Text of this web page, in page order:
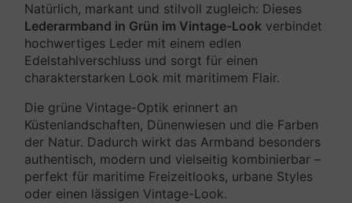
Natürlich, markant und stilvoll zugleich: Dieses
Lederarmband in Grün im Vintage-Look verbindet
hochwertiges Leder mit einem edlen
Edelstahlverschluss und sorgt für einen
charakterstarken Look mit maritimem Flair.
Die grüne Vintage-Optik erinnert an
Küstenlandschaften, Dünenwiesen und die Farben
der Natur. Dadurch wirkt das Armband besonders
authentisch, modern und vielseitig kombinierbar –
perfekt für maritime Freizeitlooks, urbane Styles
oder einen lässigen Vintage-Look.